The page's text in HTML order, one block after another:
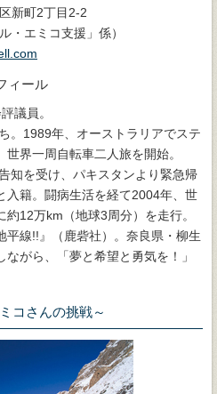
新町2丁目2-2
・エミコ支援」係）
ィール
議員。
。1989年、オーストラリアでステ
界一周自転車二人旅を開始。
知を受け、パキスタンより緊急帰
入籍。闘病生活を経て2004年、世
12万km（地球3周分）を走行。
平線!!』（鹿砦社）。奈良県・柳生
がら、「夢と希望と勇気を！」
コさんの挑戦～